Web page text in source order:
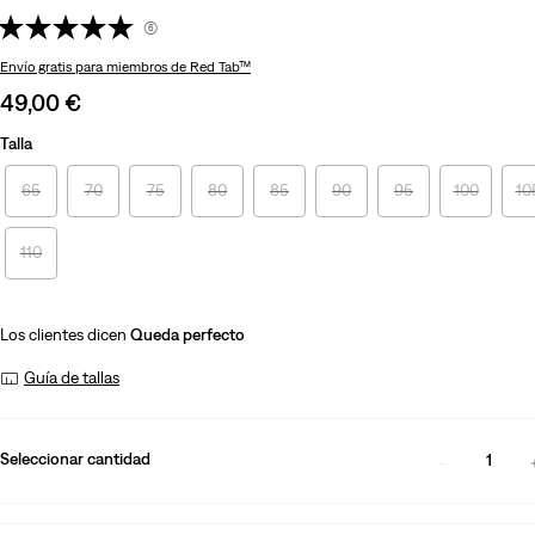
(6)
Envío gratis para miembros de Red Tab™
Sale
is
49,00 €
Talla
65 70 75 80 85 90 95 100
110
Los clientes dicen Queda perfecto
Guía de tallas
Seleccionar cantidad 1